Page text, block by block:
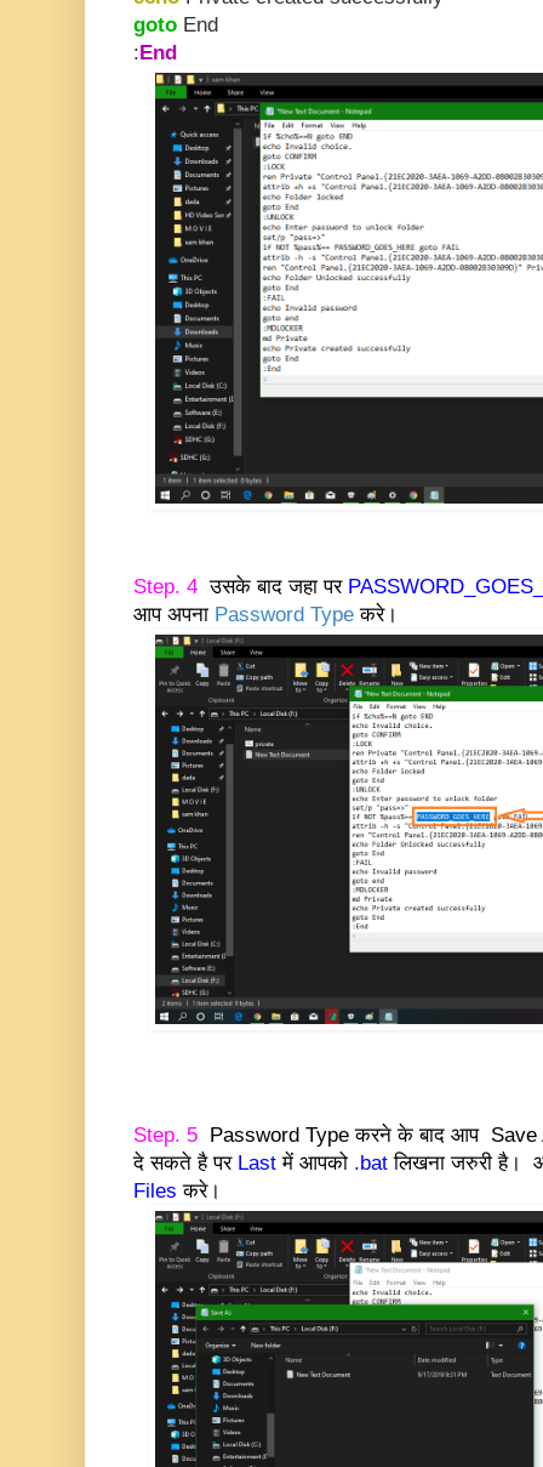
goto End
: End
Step. 4 उसके बाद जहा पर
आप अपना Password Type करे।
Step. 5 Password Type करने के बाद आप
दे सकते है पर Last में आपको .bat लिखना जरुरी है।
Files करे।